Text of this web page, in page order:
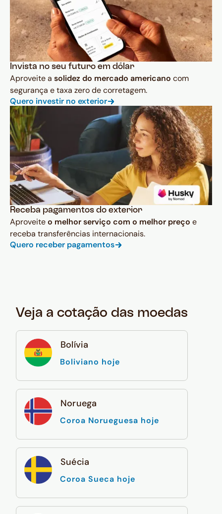
Invista no seu futuro em dólar
Aproveite a solidez do mercado americano com
segurança e taxa zero de corretagem.
Quero investir no exterior
Receba pagamentos do exterior
Aproveiteo melhor serviço com o melhor preço e
receba transferências internacionais.
Quero receber pagamentos
Veja a cotação das moedas
Bolívia
Boliviano hoje
Noruega
Coroa Norueguesa hoje
Suécia
Coroa Sueca hoje